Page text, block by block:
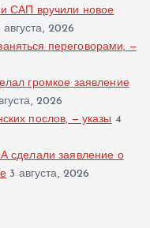
САП вручили новое
августа, 2026
переговорами, —
громкое заявление
2026
послов, — указы 4
сделали заявление о
3 августа, 2026